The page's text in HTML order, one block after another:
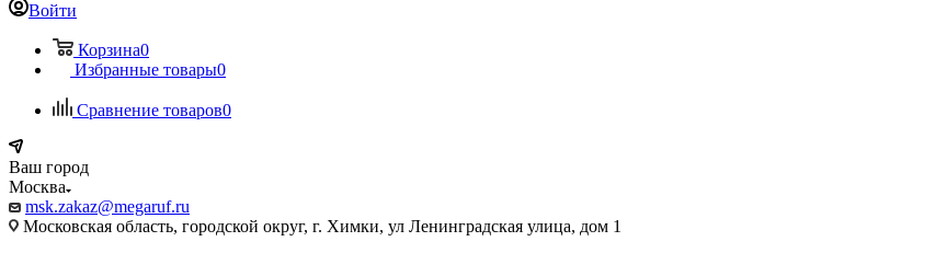
Войти
Корзина0
Избранные товары0
Сравнение товаров0
Ваш город
Москва
msk.zakaz@megaruf.ru
Московская область, городской округ, г. Химки, ул Ленинградская улица, дом 1